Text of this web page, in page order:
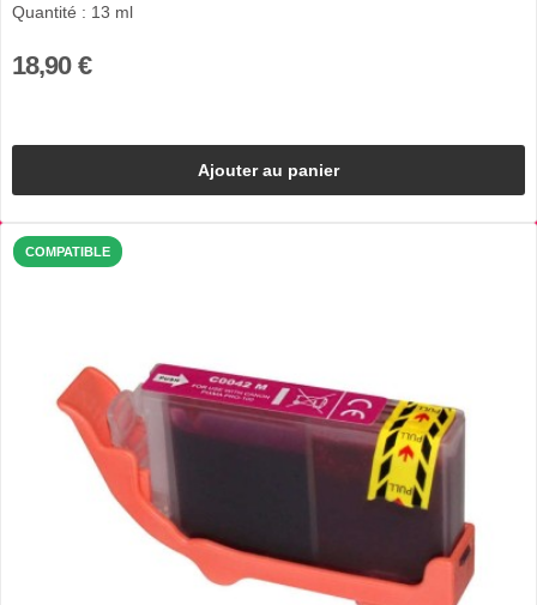
Quantité : 13 ml
18,90 €
Ajouter au panier
COMPATIBLE